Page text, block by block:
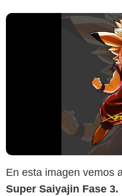
En esta imagen vemos
Super Saiyajin Fase 3.